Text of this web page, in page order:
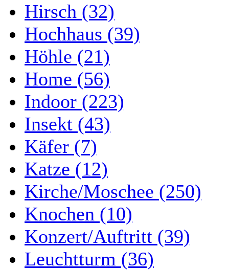
Hirsch (32)
Hochhaus (39)
Höhle (21)
Home (56)
Indoor (223)
Insekt (43)
Käfer (7)
Katze (12)
Kirche/Moschee (250)
Knochen (10)
Konzert/Auftritt (39)
Leuchtturm (36)